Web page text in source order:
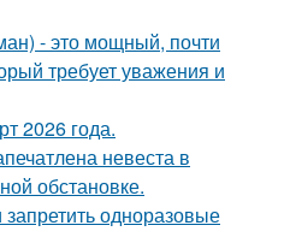
- это мощный, почти
требует уважения и
2026 года.
невеста в
обстановке.
одноразовые